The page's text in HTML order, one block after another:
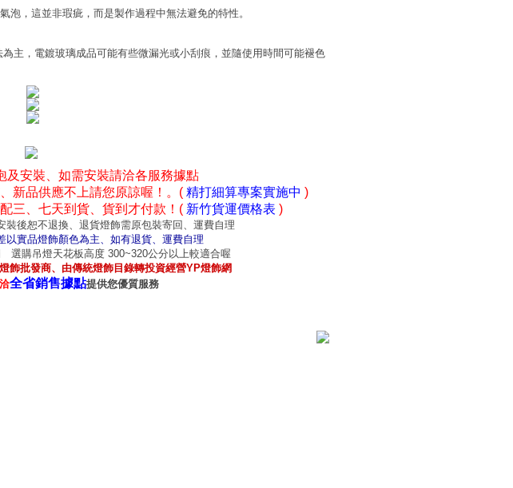
泡，這並非瑕疵，而是製作過程中無法避免的特性。
主，電鍍玻璃成品可能有些微漏光或小刮痕，並隨使用時間可能褪色
及安裝、如需安裝請洽各服務據點
新品供應不上請您原諒喔！。( 精打細算專案實施中 )
三、七天到貨、貨到才付款！( 新竹貨運價格表 )
裝後恕不退換、退貨燈飾需原包裝寄回、運費自理
以實品燈飾顏色為主、如有退貨、運費自理
選購吊燈天花板高度 300~320公分以上較適合喔
飾批發商、由傳統燈飾目錄轉投資經營YP燈飾網
全省銷售據點提供您優質服務